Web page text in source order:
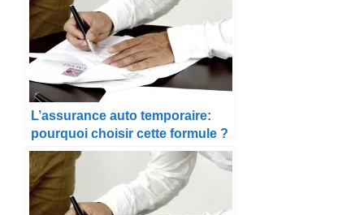
L’assurance auto temporaire:
pourquoi choisir cette formule ?